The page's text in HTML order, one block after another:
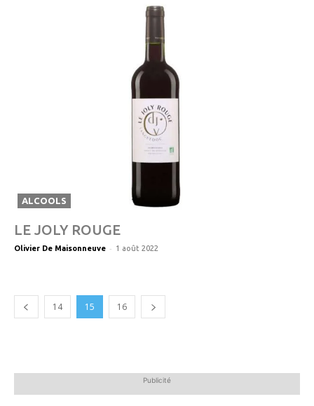
ALCOOLS
LE JOLY ROUGE
Olivier De Maisonneuve - 1 août 2022
14 15 16
Publicité